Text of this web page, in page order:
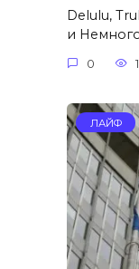
Delulu,
и
0
ЛАЙФ